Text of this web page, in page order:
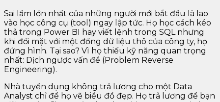
Sai lầm lớn nhất của những người mới bắt đầu là lao
vào học công cụ (tool) ngay lập tức. Họ học cách kéo
thả trong Power BI hay viết lệnh trong SQL nhưng
khi đối mặt với một đống dữ liệu thô của công ty, họ
đứng hình. Tại sao? Vì họ thiếu kỹ năng quan trọng
nhất: Dịch ngược vấn đề (Problem Reverse
Engineering).
Nhà tuyển dụng không trả lương cho một Data
Analyst chỉ để họ vẽ biểu đồ đẹp. Họ trả lương để bạn